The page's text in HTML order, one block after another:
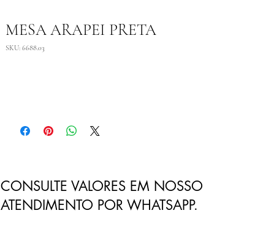
MESA ARAPEI PRETA
SKU: 6688.03
CONSULTE VALORES EM NOSSO
ATENDIMENTO POR WHATSAPP.